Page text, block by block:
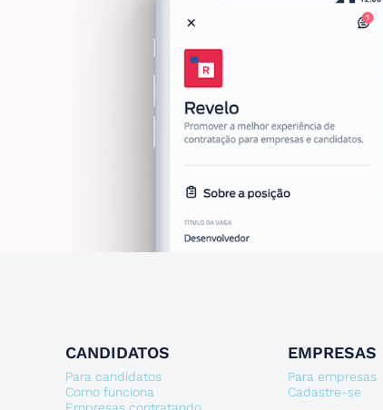
CANDIDATOS
Para candidatos
Como funciona
Empresas contratando
EMPRESAS
Para empresas
Cadastre-se